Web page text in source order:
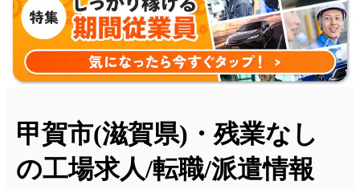
甲賀市(滋賀県)・残業なし
の工場求人/転職/派遣情報